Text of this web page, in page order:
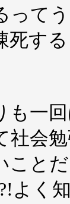
って
死す
も一
社会
こと
よく